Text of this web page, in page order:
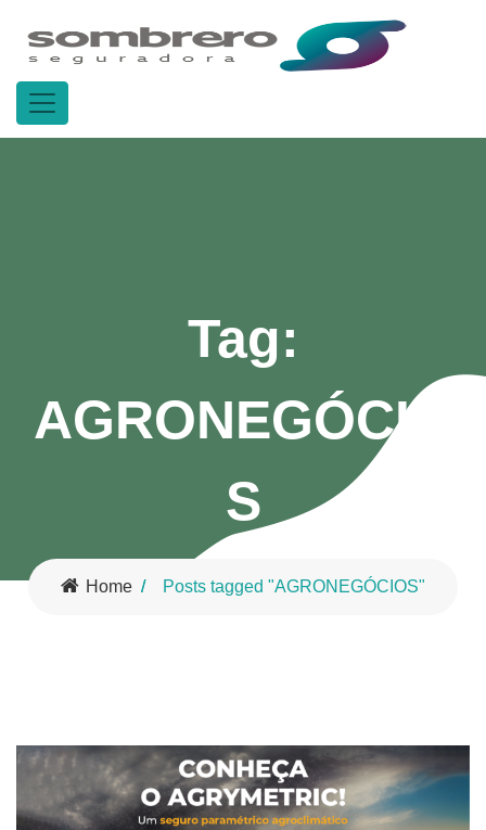
Tag:
AGRONEGÓCIO
S
Home Posts tagged "AGRONEGÓCIOS"